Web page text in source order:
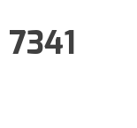
7341